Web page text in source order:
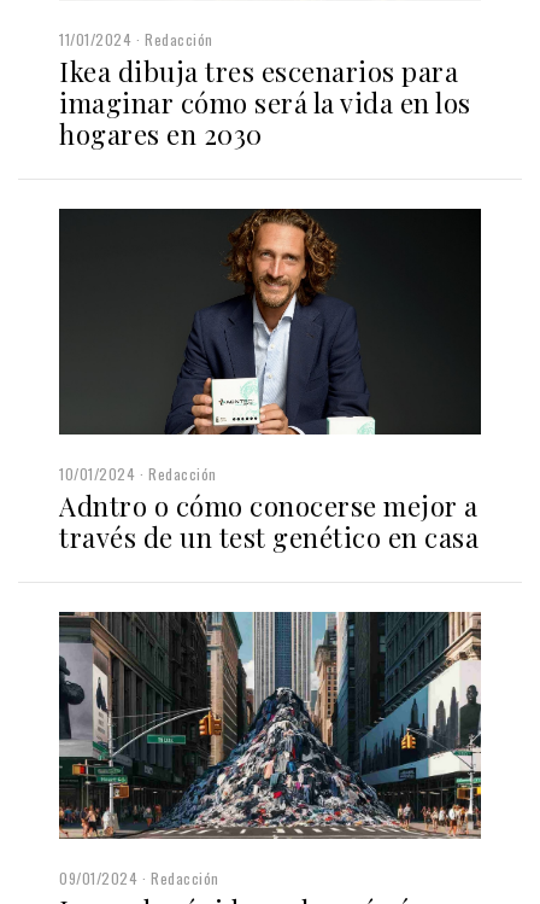
11/01/2024 Redacción
Ikea dibuja tres escenarios para
imaginar cómo será la vida en los
hogares en 2030
10/01/2024 Redacción
Adntro o cómo conocerse mejor a
través de un test genético en casa
09/01/2024 Redacción